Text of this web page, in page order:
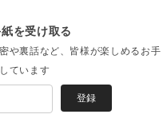
を受け取る
や裏話など、皆様が楽しめるお手
ています
登録